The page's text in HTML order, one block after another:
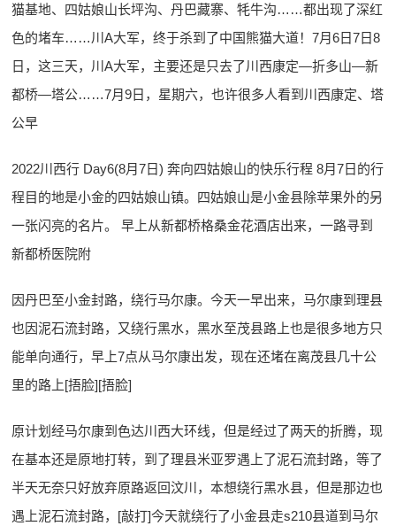
猫基地、四姑娘山长坪沟、丹巴藏寨、牦牛沟……都出现了深红
色的堵车……川A大军，终于杀到了中国熊猫大道！7月6日7日8
日，这三天，川A大军，主要还是只去了川西康定—折多山—新
都桥—塔公……7月9日，星期六，也许很多人看到川西康定、塔
公早
2022川西行 Day6(8月7日) 奔向四姑娘山的快乐行程 8月7日的行
程目的地是小金的四姑娘山镇。四姑娘山是小金县除苹果外的另
一张闪亮的名片。 早上从新都桥格桑金花酒店出来，一路寻到
新都桥医院附
因丹巴至小金封路，绕行马尔康。今天一早出来，马尔康到理县
也因泥石流封路，又绕行黑水，黑水至茂县路上也是很多地方只
能单向通行，早上7点从马尔康出发，现在还堵在离茂县几十公
里的路上[捂脸][捂脸]
原计划经马尔康到色达川西大环线，但是经过了两天的折腾，现
在基本还是原地打转，到了理县米亚罗遇上了泥石流封路，等了
半天无奈只好放弃原路返回汶川，本想绕行黑水县，但是那边也
遇上泥石流封路，[敲打]今天就绕行了小金县走s210县道到马尔